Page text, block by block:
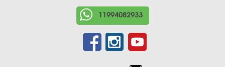
11994082933